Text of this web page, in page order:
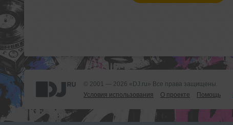
© 2001 — 2026 «DJ.ru» Все права защищены.
Условия использования
О проекте Помощь